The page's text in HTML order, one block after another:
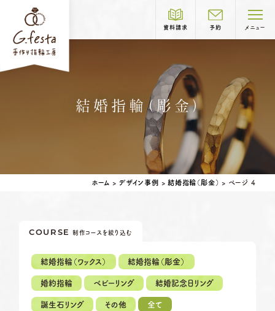
資料請求 予約 メニュー
制作コース紹介
COURSE
結婚指輪 婚約指輪
ペアリングはこちら
結婚指輪（彫金）
ホーム > デザイン事例 >結婚指輪（彫金） > ページ 4
COURSE 制作コースを絞り込む
結婚指輪（ワックス） 結婚指輪（彫金）
婚約指輪 ベビーリング 結婚記念日リング
誕生石リング その他 全て
岐阜本店 TEL.058-265-2756
営業時間 10:00〜18:30
定休日
第2・第4火曜日・毎週水曜日
※祝日の場合は営業